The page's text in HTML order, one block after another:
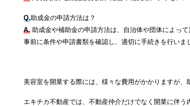
Q.助成金の申請方法は？
A. 助成金や補助金の申請方法は、自治体や団体によって
事前に条件や申請書類を確認し、適切に手続きを行いま
美容室を開業する際には、様々な費用がかかりますが、
エキチカ不動産では、不動産仲介だけでなく開業に伴